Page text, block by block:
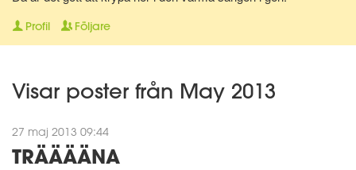
Profil Följare
Visar poster från May 2013
27 maj 2013 09:44
TRÄÄÄÄNA